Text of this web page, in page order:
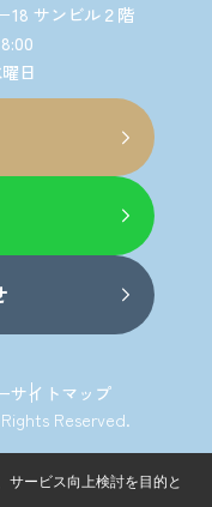
サンビル２階
日
サイトマップ
Reserved.
サービス向上検討を目的と